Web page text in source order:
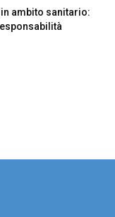
ambito sanitario: